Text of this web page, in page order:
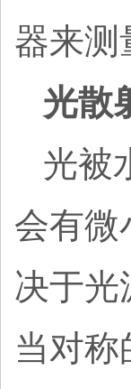
器来测
光散
光被
会有微
决于光
当对